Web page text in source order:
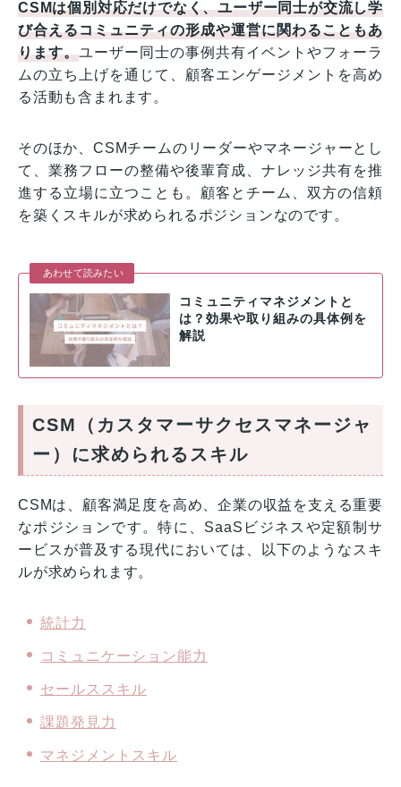
CSMは個別対応だけでなく、ユーザー同士が交流し学
び合えるコミュニティの形成や運営に関わることもあ
ります。ユーザー同士の事例共有イベントやフォーラ
ムの立ち上げを通じて、顧客エンゲージメントを高め
る活動も含まれます。
そのほか、CSMチームのリーダーやマネージャーとし
て、業務フローの整備や後輩育成、ナレッジ共有を推
進する立場に立つことも。顧客とチーム、双方の信頼
を築くスキルが求められるポジションなのです。
あわせて読みたい
コミュニティマネジメントと
は？効果や取り組みの具体例を
解説
CSM（カスタマーサクセスマネージャ
ー）に求められるスキル
CSMは、顧客満足度を高め、企業の収益を支える重要
なポジションです。特に、SaaSビジネスや定額制サ
ービスが普及する現代においては、以下のようなスキ
ルが求められます。
統計力
コミュニケーション能力
セールススキル
課題発見力
マネジメントスキル